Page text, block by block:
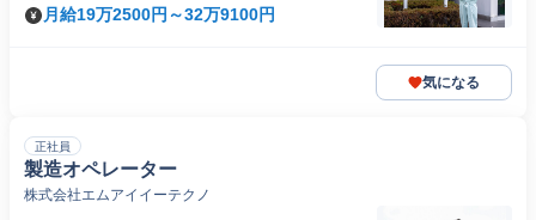
月給19万2500円～32万9100円
気になる
正社員
製造オペレーター
株式会社エムアイイーテクノ